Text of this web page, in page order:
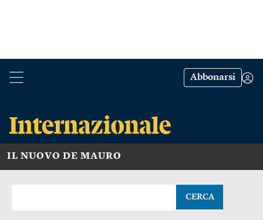
Abbonarsi
IL NUOVO DE MAURO
CERCA